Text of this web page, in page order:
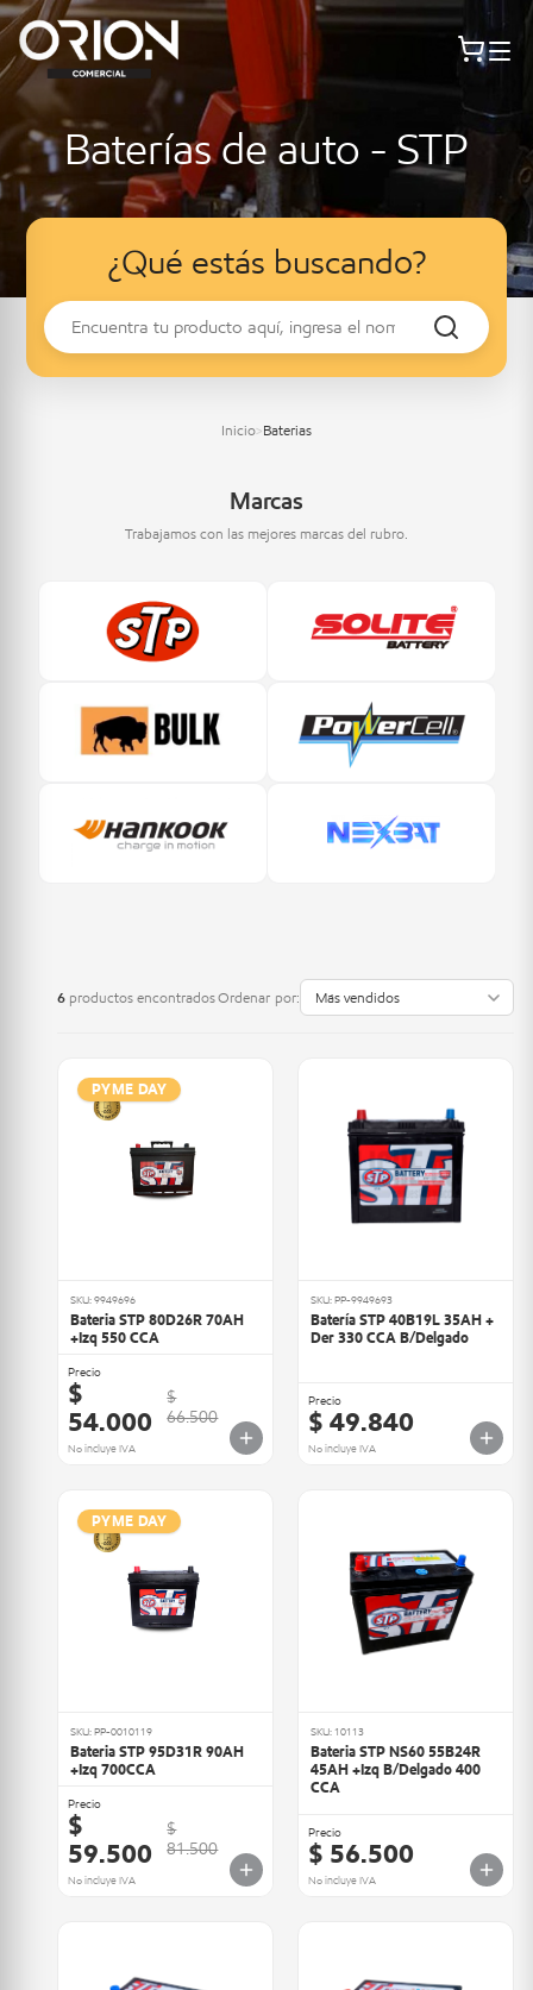
Baterías de auto - STP
¿Qué estás buscando?
Inicio>Baterias
Marcas
Trabajamos con las mejores marcas del rubro.
6 productos encontradosOrdenar por:
PYME DAY
SKU: 9949696
Bateria STP 80D26R 70AH
+Izq 550 CCA
Precio
$
54.000
$
66.500
No incluye IVA
SKU: PP-9949693
Batería STP 40B19L 35AH +
Der 330 CCA B/Delgado
Precio
$ 49.840
No incluye IVA
PYME DAY
SKU: PP-0010119
Bateria STP 95D31R 90AH
+Izq 700CCA
Precio
$
59.500
$
81.500
No incluye IVA
SKU: 10113
Bateria STP NS60 55B24R
45AH +Izq B/Delgado 400
CCA
Precio
$ 56.500
No incluye IVA